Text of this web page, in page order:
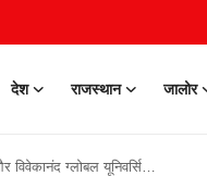
देश राजस्थान जालोर
यूनिवर्सिटी द्वारा आयोजित 'युवा रोजगार मेला'